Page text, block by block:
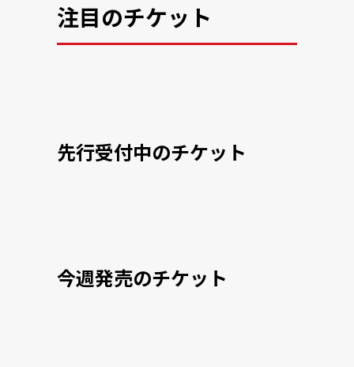
注目のチケット
先行受付中のチケット
今週発売のチケット